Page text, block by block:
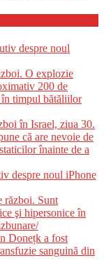
despre noul
O explozie
200 de
în timpul bătăliilor
în Israel, ziua 30.
că are nevoie de
înainte de a
despre noul iPhone
Sunt
şi hipersonice în
Donețk a fost
sanguină din